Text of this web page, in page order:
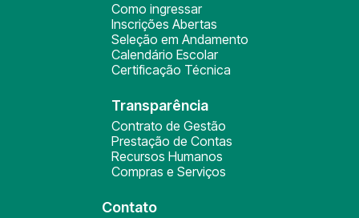
Como ingressar
Inscrições Abertas
Seleção em Andamento
Calendário Escolar
Certificação Técnica
Transparência
Contrato de Gestão
Prestação de Contas
Recursos Humanos
Compras e Serviços
Contato